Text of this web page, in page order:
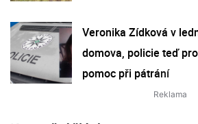
Veronika Zídková v
domova, policie teď
pomoc při pátrání